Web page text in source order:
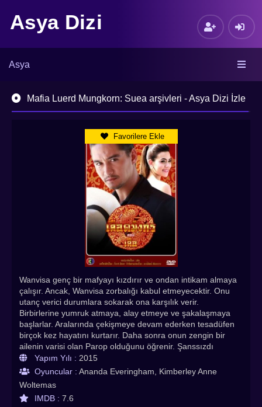
Asya Dizi
Asya
Mafia Luerd Mungkorn: Suea arşivleri - Asya Dizi İzle
Favorilere Ekle
Wanvisa genç bir mafyayı kızdırır ve ondan intikam almaya
çalışır. Ancak, Wanvisa zorbalığı kabul etmeyecektir. Onu
utanç verici durumlara sokarak ona karşılık verir.
Birbirlerine yumruk atmaya, alay etmeye ve şakalaşmaya
başlarlar. Aralarında çekişmeye devam ederken tesadüfen
birçok kez hayatını kurtarır. Daha sonra onun zengin bir
ailenin varisi olan Parop olduğunu öğrenir. Şanssızdı
vehayati tehlike arz eden birçok kaza geçirdi. Bir falcı, anne
babasına şansının çok kötü olduğunu söyler; hayatına mal
bir kızı bulmaktır. Bu kız onun uğurlu tılsımı olacak ve
hayatını kurtaracak. Wanvisa'nın Pazartesi günü dolunayda
Yapım Yılı : 2015
Oyuncular : Ananda Everingham, Kimberley Anne
Woltemas
IMDB : 7.6